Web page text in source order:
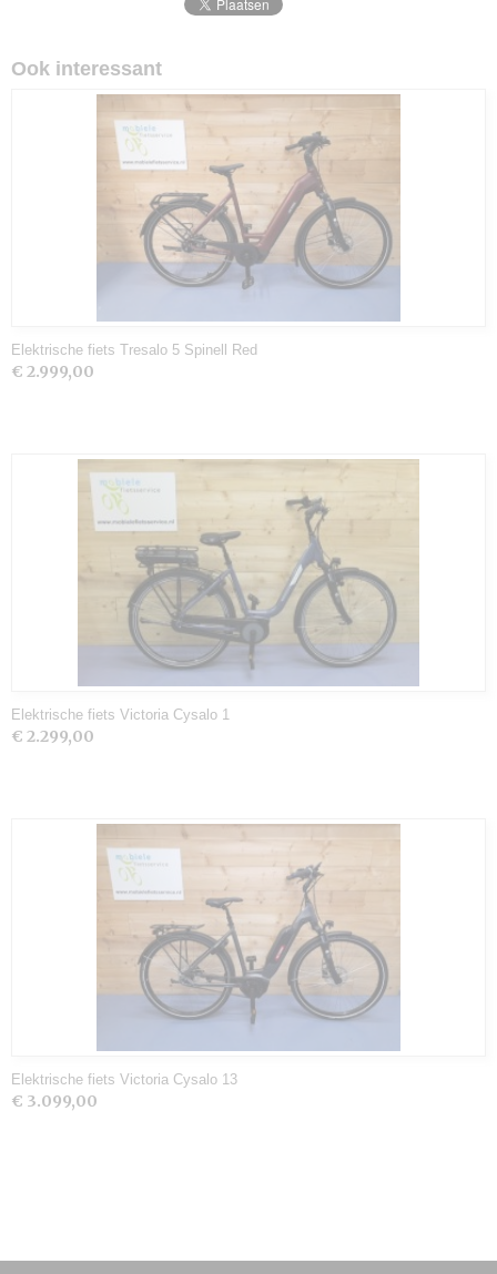
Ook interessant
Elektrische fiets Tresalo 5 Spinell Red
€ 2.999,00
Elektrische fiets Victoria Cysalo 1
€ 2.299,00
Elektrische fiets Victoria Cysalo 13
€ 3.099,00